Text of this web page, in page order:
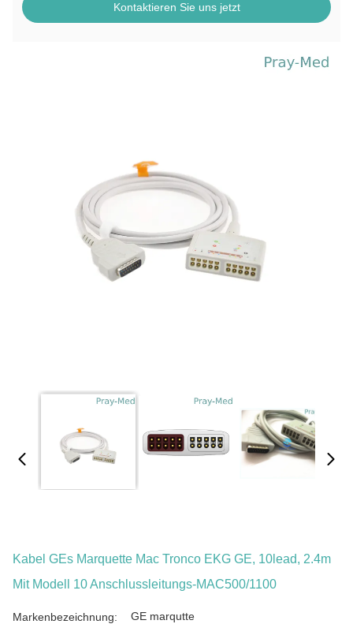
Kontaktieren Sie uns jetzt
Kabel GEs Marquette Mac Tronco EKG GE, 10lead, 2.4m
Mit Modell 10 Anschlussleitungs-MAC500/1100
Markenbezeichnung: GE marqutte